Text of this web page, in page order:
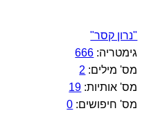
"נרון קסר"
גימטריה: 666
מס' מילים: 2
מס' אותיות: 19
מס' חיפושים: 0